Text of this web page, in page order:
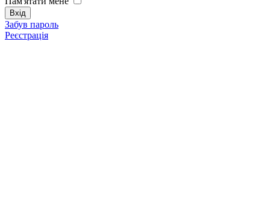
Забув пароль
Реєстрація